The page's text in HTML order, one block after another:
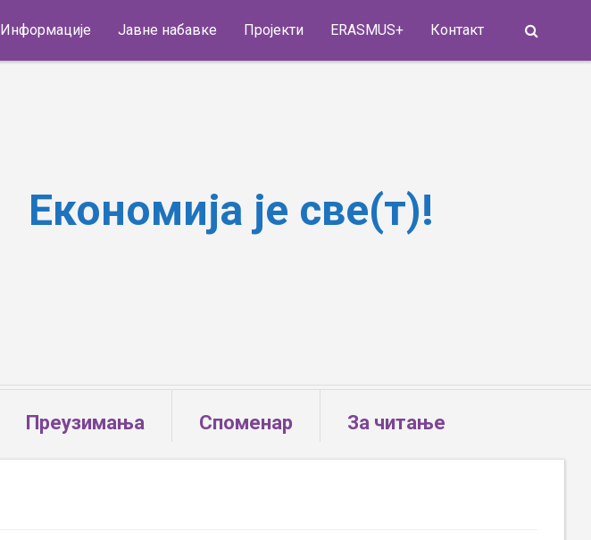
Информације Јавне набавке Пројекти ERASMUS+ Контакт
Економија је све(т)!
Преузимања Споменар За читање